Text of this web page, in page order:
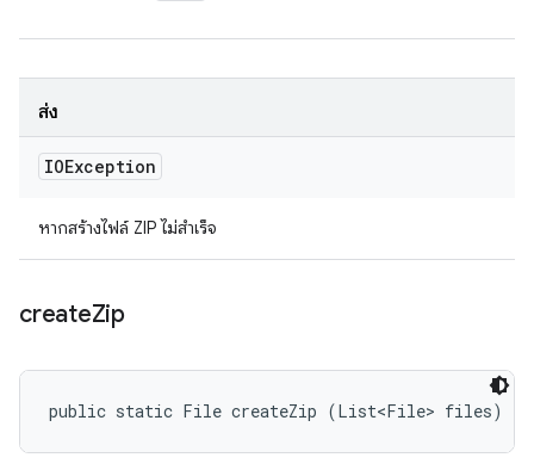
ส่ง
IOException
หากสร้างไฟล์ ZIP ไม่สำเร็จ
createZip
public static File createZip (List<File> files)